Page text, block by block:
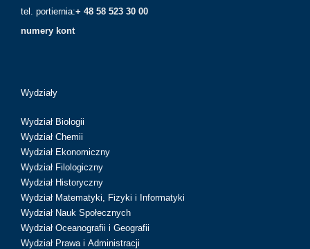
tel. portiernia:+ 48 58 523 30 00
numery kont
Wydziały
Wydział Biologii
Wydział Chemii
Wydział Ekonomiczny
Wydział Filologiczny
Wydział Historyczny
Wydział Matematyki, Fizyki i Informatyki
Wydział Nauk Społecznych
Wydział Oceanografii i Geografii
Wydział Prawa i Administracji